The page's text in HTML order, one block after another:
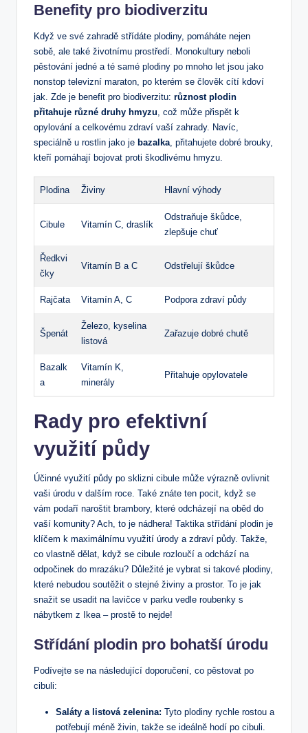
Benefity pro biodiverzitu
Když ve své zahradě střídáte plodiny, pomáháte nejen
sobě, ale také životnímu prostředí. Monokultury neboli
pěstování jedné a té samé plodiny po mnoho let jsou jako
nonstop televizní maraton, po kterém se člověk cítí kdoví
jak. Zde je benefit pro biodiverzitu: různost plodin
přitahuje různé druhy hmyzu , což může přispět k
opylování a celkovému zdraví vaší zahrady. Navíc,
speciálně u rostlin jako je bazalka , přitahujete dobré brouky,
kteří pomáhají bojovat proti škodlivému hmyzu.
Plodina Živiny Hlavní výhody
Cibule Vitamín C, draslík
Odstraňuje škůdce,
zlepšuje chuť
Ředkvi
čky
Vitamín B a C Odstřelují škůdce
Rajčata Vitamín A, C Podpora zdraví půdy
Špenát
Železo, kyselina
listová
Zařazuje dobré chutě
Bazalk
a
Vitamín K,
minerály
Přitahuje opylovatele
Rady pro efektivní
využití půdy
Účinné využití půdy po sklizni cibule může výrazně ovlivnit
vaši úrodu v dalším roce. Také znáte ten pocit, když se
vám podaří naroštit brambory, které odcházejí na oběd do
vaší komunity? Ach, to je nádhera! Taktika střídání plodin je
klíčem k maximálnímu využití úrody a zdraví půdy. Takže,
co vlastně dělat, když se cibule rozloučí a odchází na
odpočinek do mrazáku? Důležité je vybrat si takové plodiny,
které nebudou soutěžit o stejné živiny a prostor. To je jak
snažit se usadit na lavičce v parku vedle roubenky s
nábytkem z Ikea – prostě to nejde!
Střídání plodin pro bohatší úrodu
Podívejte se na následující doporučení, co pěstovat po
cibuli:
Saláty a listová zelenina: Tyto plodiny rychle rostou a
potřebují méně živin, takže se ideálně hodí po cibuli.